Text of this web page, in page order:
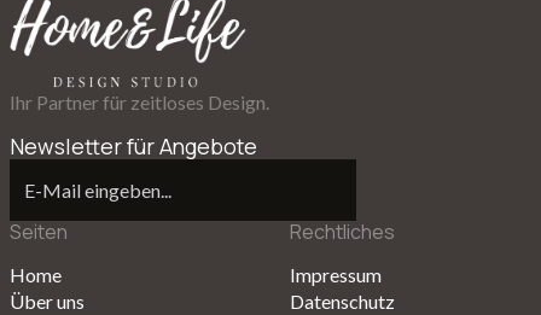
Ihr Partner für zeitloses Design.
Newsletter für Angebote
Seiten
Home
Über uns
Rechtliches
Impressum
Datenschutz